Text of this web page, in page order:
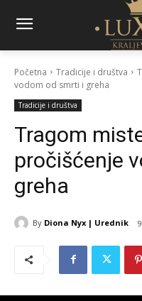
Početna Tradicije i društva
vodom od smrti i greha
Tradicije i društva
Tragom
pročišćenje
greha
By Diona Nyx | Urednik